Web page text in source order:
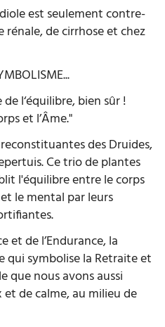
est seulement contre-
rénale, de cirrhose et chez
l‘équilibre, bien sûr !
et l’Âme."
des Druides,
Ce trio de plantes
l'équilibre entre le corps
le mental par leurs
et de l’Endurance, la
qui symbolise la Retraite et
que nous avons aussi
de calme, au milieu de